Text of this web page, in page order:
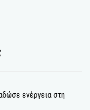
ενέργεια στη